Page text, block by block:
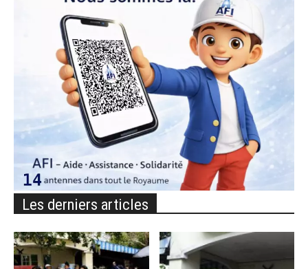
Les derniers articles